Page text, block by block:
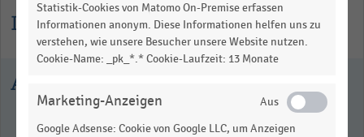
Informationen zur Statistik
Ausgewählte Statistiken
Statistik-Cookies von Matomo On-Premise erfassen
Informationen anonym. Diese Informationen helfen uns zu
verstehen, wie unsere Besucher unsere Website nutzen.
Cookie-Name: _pk_*.* Cookie-Laufzeit: 13 Monate
Marketing-Anzeigen
Google Adsense: Cookie von Google LLC, um Anzeigen